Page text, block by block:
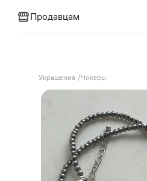
Продавцам
Украшения /Чокеры